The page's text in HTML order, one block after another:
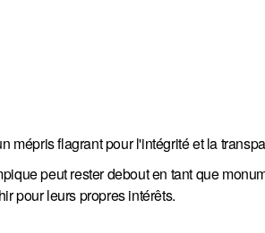
mépris flagrant pour l'intégrité et la
peut rester debout en tant que
pour leurs propres intérêts.